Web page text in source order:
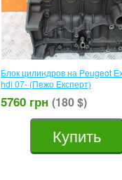
Блок цилиндров на Peugeot
hdi 07- (Пежо Експерт)
5760 грн (180 $)
Купить